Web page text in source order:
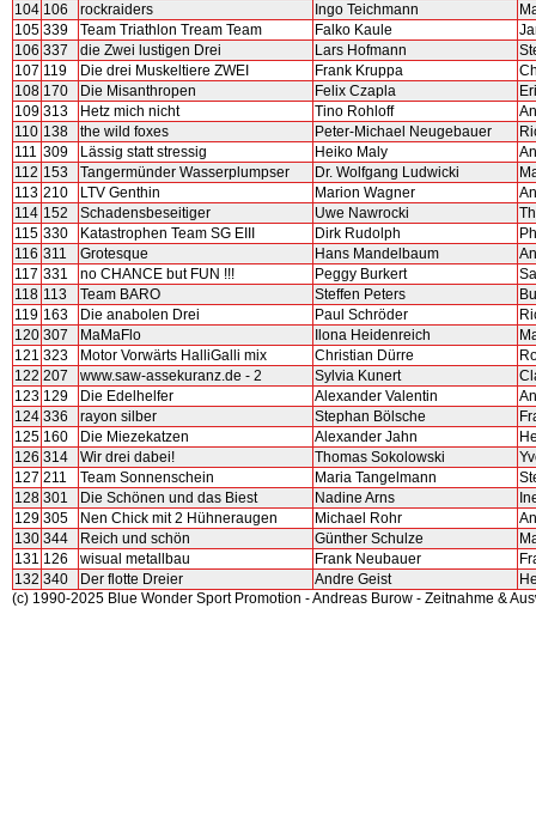
104 106 rockraiders Ingo Teichmann
105 339 Team Triathlon Tream Team Falko Kaule
106 337 die Zwei lustigen Drei Lars Hofmann
107 119 Die drei Muskeltiere ZWEI Frank Kruppa
108 170 Die Misanthropen Felix Czapla
109 313 Hetz mich nicht Tino Rohloff
110 138 the wild foxes Peter-Michael Neugebauer
111 309 Lässig statt stressig Heiko Maly
112 153 Tangermünder Wasserplumpser Dr. Wolfgang Ludwicki
113 210 LTV Genthin Marion Wagner
114 152 Schadensbeseitiger Uwe Nawrocki
115 330 Katastrophen Team SG EIII Dirk Rudolph
116 311 Grotesque Hans Mandelbaum
117 331 no CHANCE but FUN !!! Peggy Burkert
118 113 Team BARO Steffen Peters
119 163 Die anabolen Drei Paul Schröder
120 307 MaMaFlo Ilona Heidenreich
121 323 Motor Vorwärts HalliGalli mix Christian Dürre
122 207 www.saw-assekuranz.de - 2 Sylvia Kunert
123 129 Die Edelhelfer Alexander Valentin
124 336 rayon silber Stephan Bölsche
125 160 Die Miezekatzen Alexander Jahn
126 314 Wir drei dabei! Thomas Sokolowski
127 211 Team Sonnenschein Maria Tangelmann
128 301 Die Schönen und das Biest Nadine Arns
129 305 Nen Chick mit 2 Hühneraugen Michael Rohr
130 344 Reich und schön Günther Schulze
131 126 wisual metallbau Frank Neubauer
132 340 Der flotte Dreier Andre Geist
(c) 1990-2025 Blue Wonder Sport Promotion - Andreas Burow - Zeitnahme &